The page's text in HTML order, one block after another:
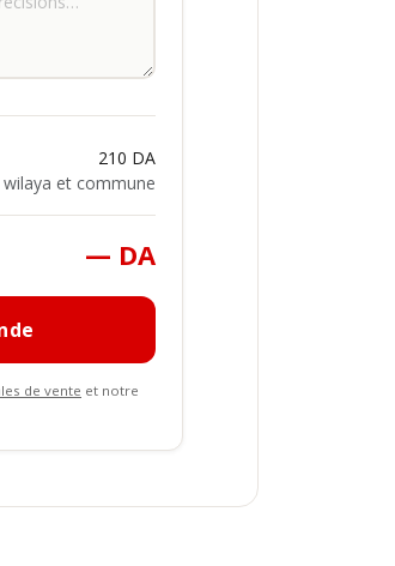
210 DA
wilaya et commune
— DA
de vente et notre